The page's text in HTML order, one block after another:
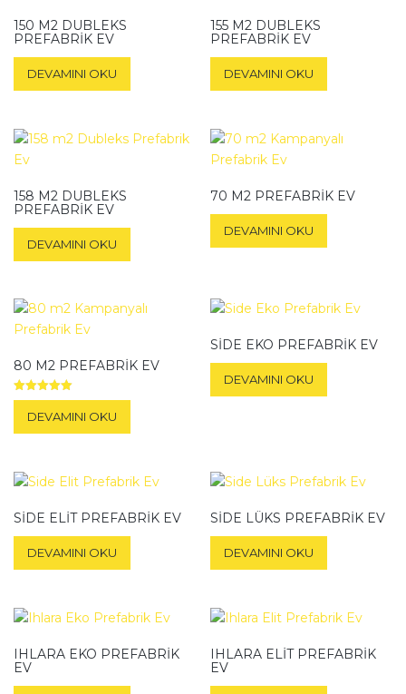
150 M2 DUBLEKS
PREFABRIK EV
DEVAMINI OKU
155 M2 DUBLEKS
PREFABRIK EV
DEVAMINI OKU
158 M2 DUBLEKS
PREFABRIK EV
DEVAMINI OKU
70 M2 PREFABRIK EV
DEVAMINI OKU
80 M2 PREFABRIK EV
5 üzerinden
5.00
oy aldı
DEVAMINI OKU
SIDE EKO PREFABRIK EV
DEVAMINI OKU
SIDE ELIT PREFABRIK EV
DEVAMINI OKU
SIDE LÜKS PREFABRIK EV
DEVAMINI OKU
IHLARA EKO PREFABRIK
EV
IHLARA ELIT PREFABRIK
EV